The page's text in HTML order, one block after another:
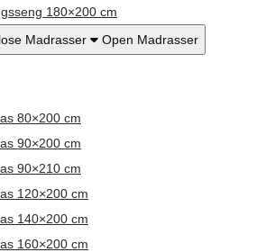
180×200 cm
Madrasser Open Madrasser
80×200 cm
90×200 cm
90×210 cm
120×200 cm
140×200 cm
160×200 cm